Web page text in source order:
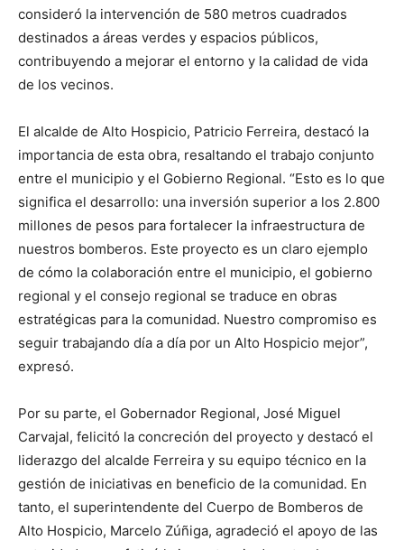
consideró la intervención de 580 metros cuadrados
destinados a áreas verdes y espacios públicos,
contribuyendo a mejorar el entorno y la calidad de vida
de los vecinos.
El alcalde de Alto Hospicio, Patricio Ferreira, destacó la
importancia de esta obra, resaltando el trabajo conjunto
entre el municipio y el Gobierno Regional. “Esto es lo que
significa el desarrollo: una inversión superior a los 2.800
millones de pesos para fortalecer la infraestructura de
nuestros bomberos. Este proyecto es un claro ejemplo
de cómo la colaboración entre el municipio, el gobierno
regional y el consejo regional se traduce en obras
estratégicas para la comunidad. Nuestro compromiso es
seguir trabajando día a día por un Alto Hospicio mejor”,
expresó.
Por su parte, el Gobernador Regional, José Miguel
Carvajal, felicitó la concreción del proyecto y destacó el
liderazgo del alcalde Ferreira y su equipo técnico en la
gestión de iniciativas en beneficio de la comunidad. En
tanto, el superintendente del Cuerpo de Bomberos de
Alto Hospicio, Marcelo Zúñiga, agradeció el apoyo de las